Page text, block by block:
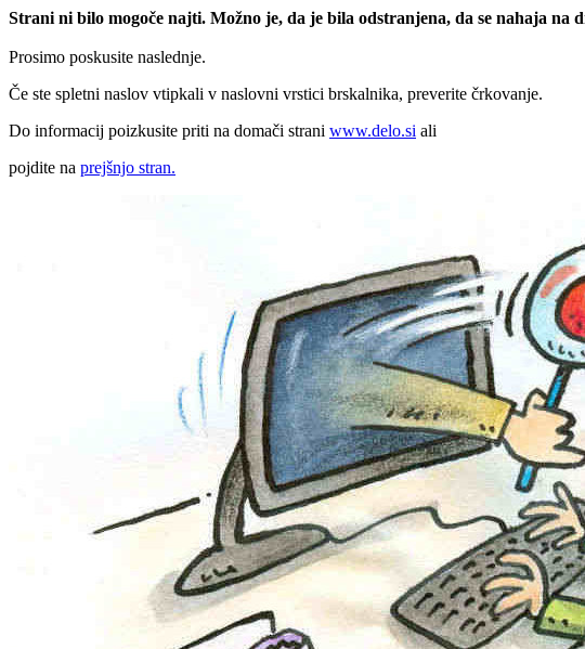
Strani ni bilo mogoče najti. Možno je, da je bila odstranjena, da se nahaja na
Prosimo poskusite naslednje.
Če ste spletni naslov vtipkali v naslovni vrstici brskalnika, preverite črkovanje.
Do informacij poizkusite priti na domači strani www.delo.si ali
pojdite na prejšnjo stran.